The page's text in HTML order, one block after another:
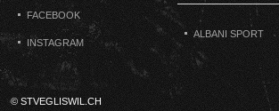
FACEBOOK
INSTAGRAM
ALBANI SPORT
© STVEGLISWIL.CH